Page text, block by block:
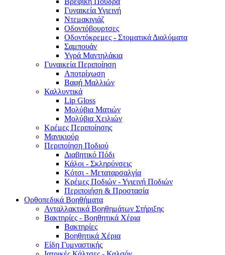
Γυναικεία Υγιεινή
Ντεμακιγιάζ
Οδοντόβουρτσες
Οδοντόκρεμες - Στοματικά Διαλύματα
Σαμπουάν
Υγρά Μαντηλάκια
Γυναικεία Περιποίηση
Αποτρίχωση
Βαφή Μαλλιών
Καλλυντικά
Lip Gloss
Μολύβια Ματιών
Μολύβια Χειλιών
Κρέμες Περιποίησης
Μανικιούρ
Περιποίηση Ποδιού
Διαβητικό Πόδι
Κάλοι - Σκληρύνσεις
Κότσι - Μεταταρσαλγία
Κρέμες Ποδιών - Υγιεινή Ποδιών
Περιποιήση & Προστασία
Ορθοπεδικά Βοηθήματα
Ανταλλακτικά Βοηθημάτων Στήριξης
Βακτηρίες - Βοηθητικά Χέρια
Βακτηρίες
Βοηθητικά Χέρια
Είδη Γυμναστικής